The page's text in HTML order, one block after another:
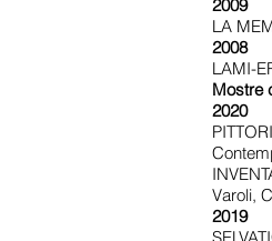
2009
LA
2008
LAMI-
Mostre
2020
Varoli,
2019